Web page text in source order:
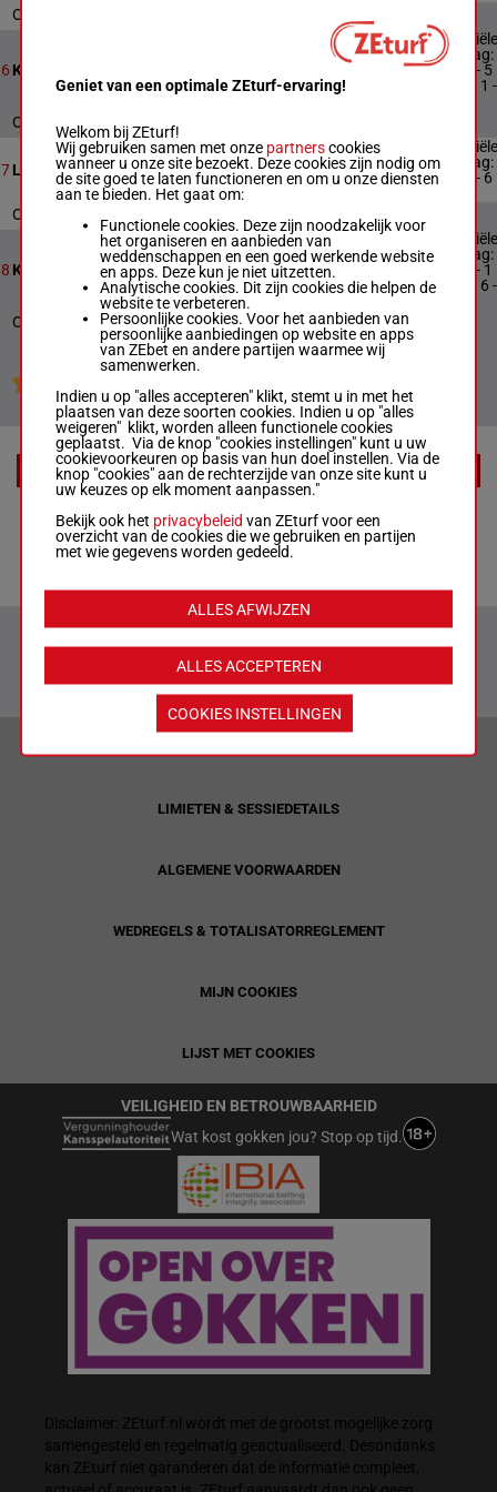
Officiële uitslag : 9 - 2 - 12 - 3 - 8 - 11 - 5
6 Kallblodslopp - Montélopp 20:00
Officiële
uitslag:
3 - 6 - 5
- 2 - 11 -
Officiële uitslag : 3 - 6 - 5 - 2 - 11 - 8 - 1
7Lopp 7 8 2100m20:20
Officiële
uitslag:
4 - 3 - 6
Officiële uitslag : 4 - 3 - 6 - 8 - 1
8 Kallblodslopp
Officiële
uitslag:
3 - 2 - 1
- 12 - 6 -
Officiële uitslag : 3 - 2 - 1 - 12 - 6 - 9 - 4
EXTRA
Racecards
Tips
LIMIETEN & SESSIEDETAILS
ALGEMENE VOORWAARDEN
WEDREGELS & TOTALISATORREGLEMENT
MIJN COOKIES
LIJST MET COOKIES
VEILIGHEID EN BETROUWBAARHEID
Wat kost gokken jou? Stop op tijd.
Disclaimer: ZEturf.nl wordt met de grootst mogelijke zorg
samengesteld en regelmatig geactualiseerd. Desondanks
kan ZEturf niet garanderen dat de informatie compleet,
Geniet van een optimale ZEturf-ervaring!
Welkom bij ZEturf!
Wij gebruiken samen met onze partnerscookies
wanneer u onze site bezoekt. Deze cookies zijn nodig om
de site goed te laten functioneren en om u onze diensten
aan te bieden. Het gaat om:
Functionele cookies. Deze zijn noodzakelijk voor
het organiseren en aanbieden van
weddenschappen en een goed werkende website
en apps. Deze kun je niet uitzetten.
Analytische cookies. Dit zijn cookies die helpen de
website te verbeteren.
Persoonlijke cookies. Voor het aanbieden van
persoonlijke aanbiedingen op website en apps
van ZEbet en andere partijen waarmee wij
samenwerken.
Indien u op "alles accepteren" klikt, stemt u in met het
plaatsen van deze soorten cookies. Indien u op "alles
weigeren" klikt, worden alleen functionele cookies
geplaatst. Via de knop "cookies instellingen" kunt u uw
cookievoorkeuren op basis van hun doel instellen. Via de
knop "cookies" aan de rechterzijde van onze site kunt u
uw keuzes op elk moment aanpassen."
Bekijk ook het privacybeleid van ZEturf voor een
overzicht van de cookies die we gebruiken en partijen
met wie gegevens worden gedeeld.
ALLES ACCEPTEREN
ALLES AFWIJZEN
COOKIES INSTELLINGEN